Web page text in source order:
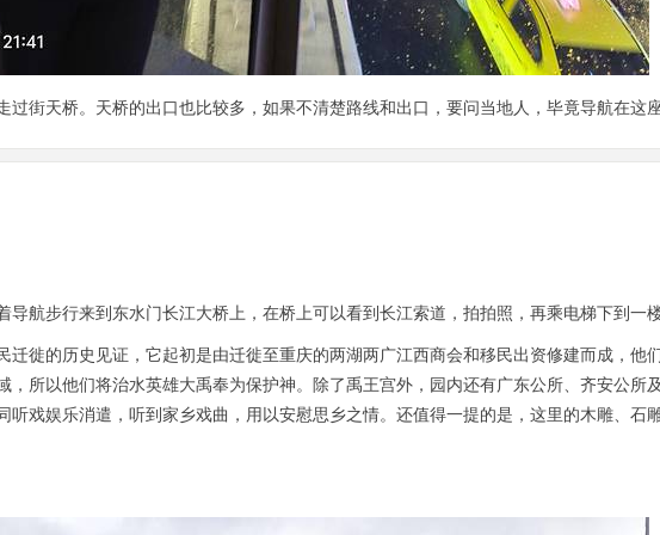
街天桥。天桥的出口也比较多，如果不清楚路线和出口，要问当地人，毕竟导航在这
航步行来到东水门长江大桥上，在桥上可以看到长江索道，拍拍照，再乘电梯下到一
徙的历史见证，它起初是由迁徙至重庆的两湖两广江西商会和移民出资修建而成，他
所以他们将治水英雄大禹奉为保护神。除了禹王宫外，园内还有广东公所、齐安公所
戏娱乐消遣，听到家乡戏曲，用以安慰思乡之情。还值得一提的是，这里的木雕、石